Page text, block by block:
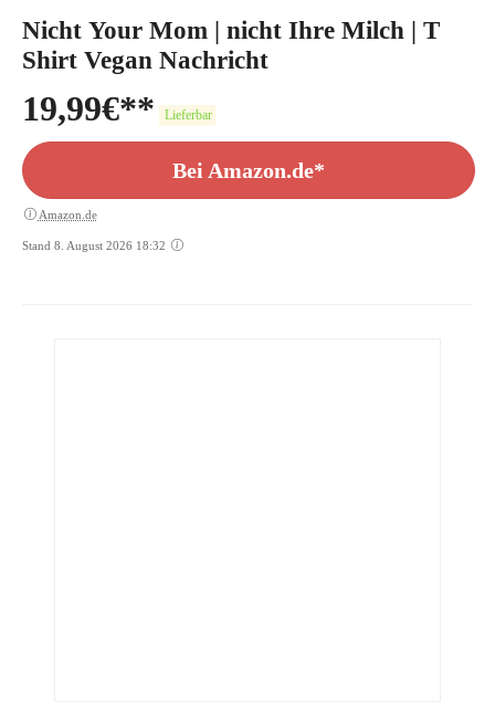
Nicht Your Mom | nicht Ihre Milch | T
Shirt Vegan Nachricht
19,99€ Lieferbar
Bei Amazon.de*
Amazon.de
Stand 8. August 2026 18:32